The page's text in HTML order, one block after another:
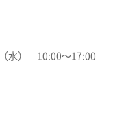
12日（水） 10:00～